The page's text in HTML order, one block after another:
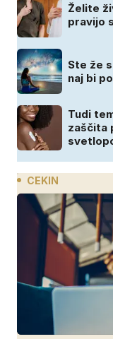
Želite
pravijo
Ste že
naj bi
Tudi
zaščita
CEKIN